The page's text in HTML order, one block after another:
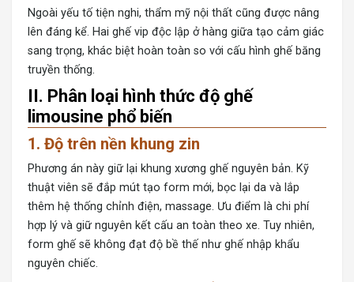
Ngoài yếu tố tiện nghi, thẩm mỹ nội thất cũng được nâng
lên đáng kể. Hai ghế vip độc lập ở hàng giữa tạo cảm giác
sang trọng, khác biệt hoàn toàn so với cấu hình ghế băng
truyền thống.
II. Phân loại hình thức độ ghế
limousine phổ biến
1. Độ trên nền khung zin
Phương án này giữ lại khung xương ghế nguyên bản. Kỹ
thuật viên sẽ đắp mút tạo form mới, bọc lại da và lắp
thêm hệ thống chỉnh điện, massage. Ưu điểm là chi phí
hợp lý và giữ nguyên kết cấu an toàn theo xe. Tuy nhiên,
form ghế sẽ không đạt độ bề thế như ghế nhập khẩu
nguyên chiếc.